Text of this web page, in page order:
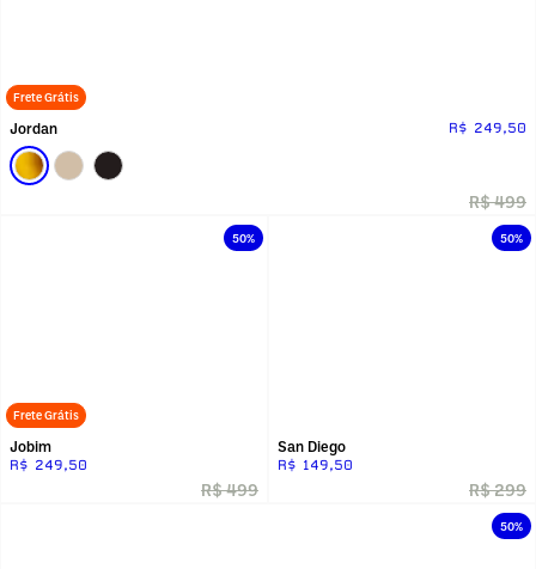
Frete Grátis
Jordan R$ 249,50
R$ 499
50%
Frete Grátis
Jobim
R$ 249,50
R$ 499
50%
50%
San Diego
R$ 149,50
R$ 299